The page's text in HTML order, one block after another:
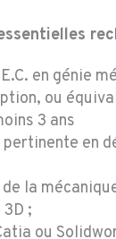
en génie
ou
3 ans
pertinente en
la
;
ou